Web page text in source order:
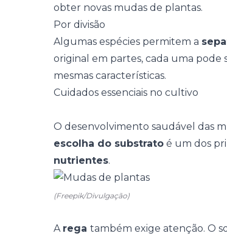
obter novas mudas de plantas.
Por divisão
Algumas espécies permitem a
original em partes, cada uma
mesmas características.
Cuidados essenciais no cultivo
O desenvolvimento saudável das
escolha do substrato é um dos
nutrientes.
(Freepik/Divulgação)
A rega também exige atenção. O